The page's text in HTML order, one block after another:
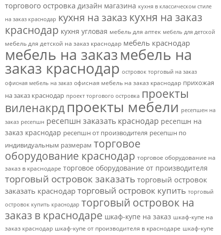
торгового островка дизайн магазина кухня в классическом стиле
на заказ краснодар кухня на заказ кухня на заказ
краснодар кухня угловая мебель для аптек мебель для детской
мебель для детской на заказ краснодар мебель краснодар
мебель на заказмебель на
заказ краснодар островок торговый на заказ
офисная мебель на заказ офисная мебель на заказ краснодар прихожая
на заказ краснодар проект торгового островка проекты
виленакрдпроекты мебели ресепшен на
заказ ресепшн ресепшн заказать краснодар ресепшн на
заказ краснодар ресепшн от производителя ресепшн по
индивидуальным размерам торговое
оборудование краснодар торговое оборудование на
заказ в краснодаре торговое оборудование от производителя
торговый островок заказать торговый островок
заказать краснодар торговый островок купить торговый
островок купить краснодар торговый островок на
заказ в краснодаре шкаф-купе на заказ шкаф-купе на
заказ краснодар шкаф-купе от производителя в краснодаре шкаф-купе